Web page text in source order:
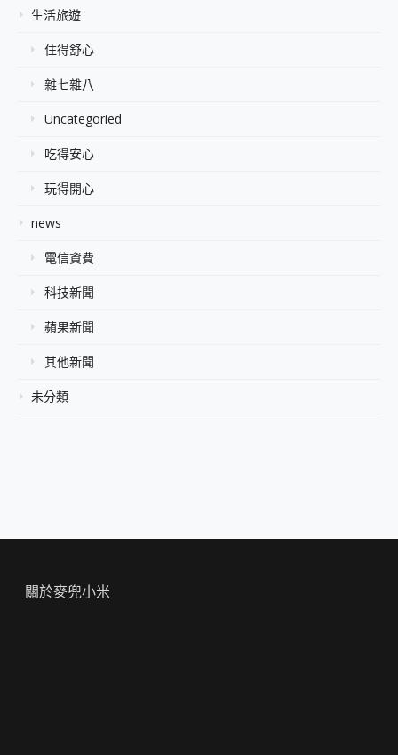
生活旅遊
住得舒心
雜七雜八
Uncategoried
吃得安心
玩得開心
news
電信資費
科技新聞
蘋果新聞
其他新聞
未分類
關於麥兜小米